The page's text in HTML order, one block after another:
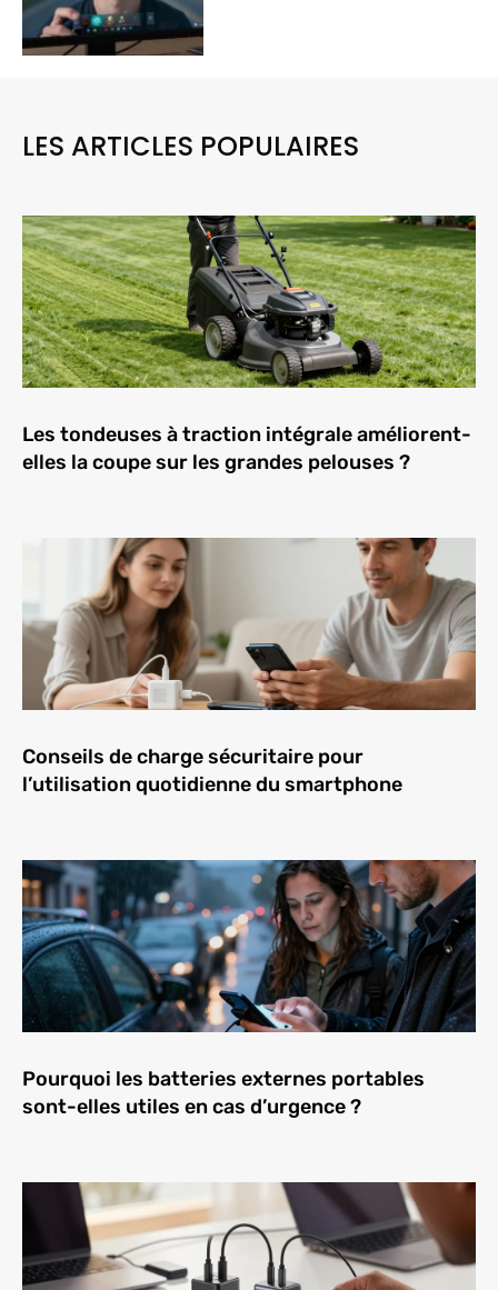
LES ARTICLES POPULAIRES
Les tondeuses à traction intégrale améliorent-
elles la coupe sur les grandes pelouses ?
Conseils de charge sécuritaire pour
l’utilisation quotidienne du smartphone
Pourquoi les batteries externes portables
sont-elles utiles en cas d’urgence ?